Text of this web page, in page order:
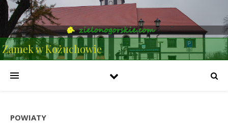
Zamek w Kożuchowie
POWIATY